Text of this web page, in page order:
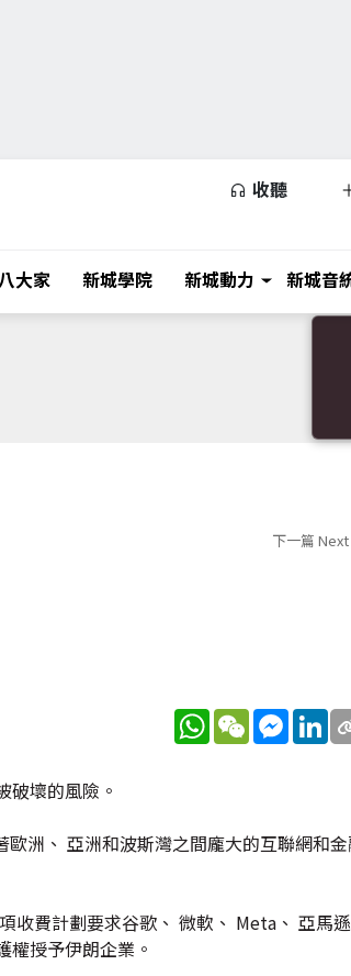
收聽
大家 新城學院 新城動力 新城音
下一篇 Next
WhatsApp
WeChat
破壞的風險。
洲、 亞洲和波斯灣之間龐大的互聯網和
收費計劃要求谷歌、 微軟、 Meta、 亞馬遜
權授予伊朗企業。